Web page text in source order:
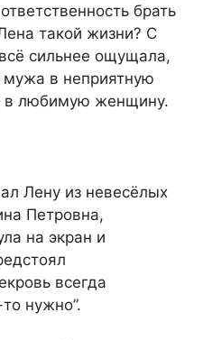
брать
такой жизни? С
сильнее ощущала,
в неприятную
в любимую женщину.
Лену из невесёлых
Петровна,
на экран и
всегда
нужно”.